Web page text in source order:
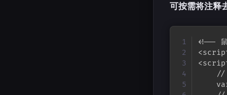
可按需将注释
<!-- 鼠
//